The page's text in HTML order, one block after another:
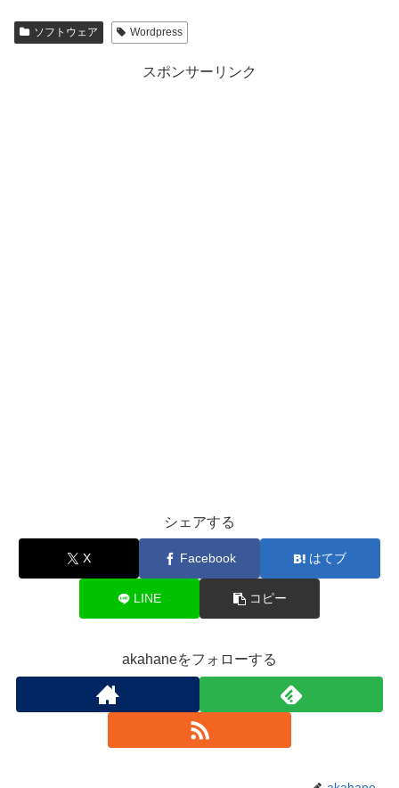
ソフトウェア Wordpress
スポンサーリンク
シェアする
X Facebook はてブ
LINE コピー
akahaneをフォローする